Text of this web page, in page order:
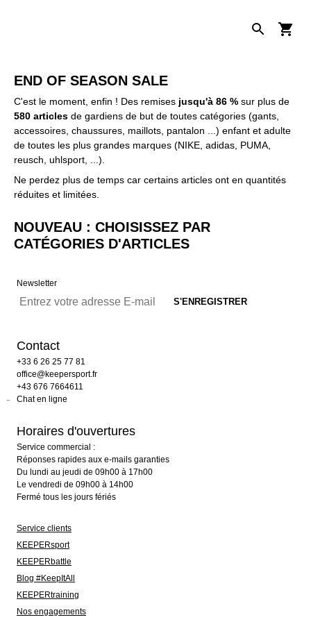
END OF SEASON SALE
C'est le moment, enfin ! Des remises jusqu'à 86 % sur plus de
580 articles de gardiens de but de toutes catégories (gants,
accessoires, chaussures, maillots, pantalon ...) enfant et adulte
de toutes les plus grandes marques (NIKE, adidas, PUMA,
reusch, uhlsport, ...).
Ne perdez plus de temps car certains articles ont en quantités
réduites et limitées.
NOUVEAU : CHOISISSEZ PAR
CATÉGORIES D'ARTICLES
Newsletter
Contact
+33 6 26 25 77 81
office@keepersport.fr
+43 676 7664611
Chat en ligne
Horaires d'ouvertures
Service commercial :
Réponses rapides aux e-mails garanties
Du lundi au jeudi de 09h00 à 17h00
Le vendredi de 09h00 à 14h00
Fermé tous les jours fériés
Service clients
KEEPERsport
KEEPERbattle
Blog #KeepItAll
KEEPERtraining
Nos engagements